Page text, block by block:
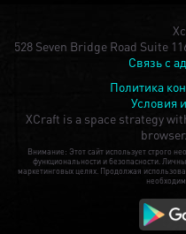
528 Seven Bridge Road Suite
Связь с
Политика
Условия
XCraft is a space strategy
browser.
Внимание: Этот сайт использует строго
функциональности и безопасности.
маркетинговых целях. Продолжая